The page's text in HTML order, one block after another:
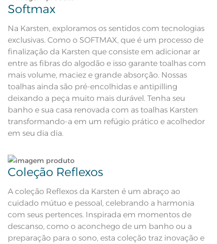
Cor Deserto
Cor Comercial Deserto
Itens Inclusos 1 Toalha De Rosto
Medida 48cm x 80cm
Acabamento
Toque super macio; Ótima
Instruções de Lavagem
Fios Fio Cardado
ciclo;
Lave as peças no ciclo leve, suave ou delicado de
sua lavadora;
Enxágue as peças com bastante água;
Utilize a quantidade mínima de amaciante e sabão;
Ao pendurar as toalhas, recomenda-se sacudi-las
bem;;
Leia atentamente as instruções na etiqueta.
Softmax
Na Karsten, exploramos os sentidos com tecnologias
exclusivas. Como o SOFTMAX, que é um processo de
finalização da Karsten que consiste em adicionar ar
entre as fibras do algodão e isso garante toalhas com
mais volume, maciez e grande absorção. Nossas
toalhas ainda são pré-encolhidas e antipilling
deixando a peça muito mais durável. Tenha seu
banho e sua casa renovada com as toalhas Karsten
transformando-a em um refúgio prático e acolhedor
em seu dia dia.
Coleção Reflexos
A coleção Reflexos da Karsten é um abraço ao
cuidado mútuo e pessoal, celebrando a harmonia
com seus pertences. Inspirada em momentos de
descanso, como o aconchego de um banho ou a
preparação para o sono, esta coleção traz inovação e